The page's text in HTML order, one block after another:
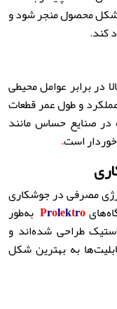
شکل محصول منجر شود و
کند.
در برابر عوامل محیطی
و طول عمر قطعات
در صنایع حساس مانند
است.
مصرفی در جوشکاری
Prolektro
به‌طور
طراحی شده‌اند و
به بهترین شکل